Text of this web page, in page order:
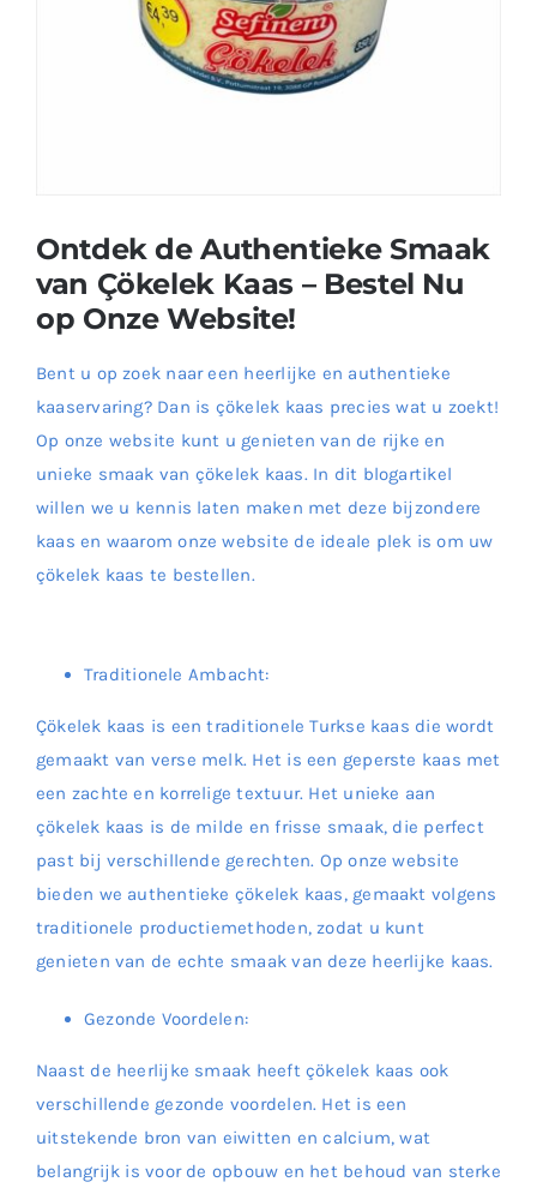
Ontdek de Authentieke Smaak
van Çökelek Kaas – Bestel Nu
op Onze Website!
Bent u op zoek naar een heerlijke en authentieke
kaaservaring? Dan is çökelek kaas precies wat u zoekt!
Op onze website kunt u genieten van de rijke en
unieke smaak van çökelek kaas. In dit blogartikel
willen we u kennis laten maken met deze bijzondere
kaas en waarom onze website de ideale plek is om uw
çökelek kaas te bestellen.
Traditionele Ambacht:
Çökelek kaas is een traditionele Turkse kaas die wordt
gemaakt van verse melk. Het is een geperste kaas met
een zachte en korrelige textuur. Het unieke aan
çökelek kaas is de milde en frisse smaak, die perfect
past bij verschillende gerechten. Op onze website
bieden we authentieke çökelek kaas, gemaakt volgens
traditionele productiemethoden, zodat u kunt
genieten van de echte smaak van deze heerlijke kaas.
Gezonde Voordelen:
Naast de heerlijke smaak heeft çökelek kaas ook
verschillende gezonde voordelen. Het is een
uitstekende bron van eiwitten en calcium, wat
belangrijk is voor de opbouw en het behoud van sterke